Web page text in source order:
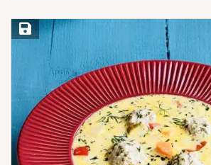
Save Recipe